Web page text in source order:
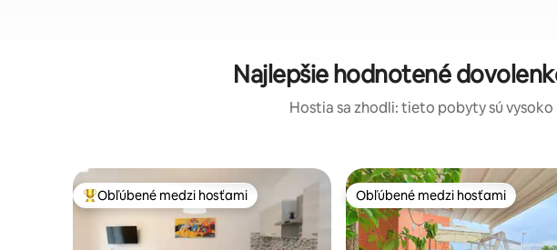
Najlepšie hodnotené
Hostia sa zhodli: tieto pobyty sú
Najobľúbenejšie medzi hosťami
Obľúbené medzi hosťami Obľúbené medzi hosťami
Obľúbené medzi hosťami